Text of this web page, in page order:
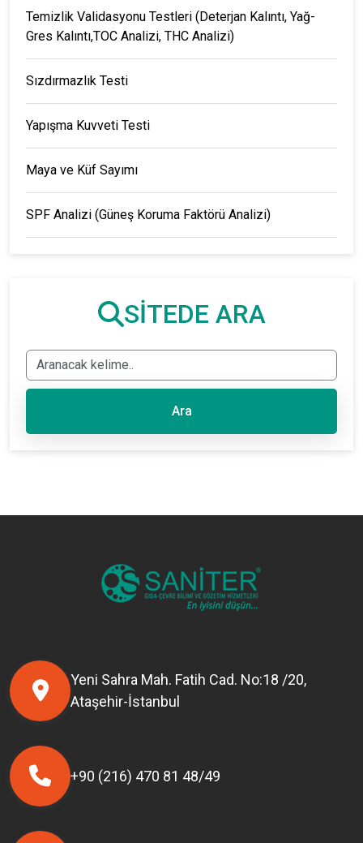
Temizlik Validasyonu Testleri (Deterjan Kalıntı, Yağ-
Gres Kalıntı,TOC Analizi, THC Analizi)
Sızdırmazlık Testi
Yapışma Kuvveti Testi
Maya ve Küf Sayımı
SPF Analizi (Güneş Koruma Faktörü Analizi)
SİTEDE ARA
Ara
Yeni Sahra Mah. Fatih Cad. No:18 /20,
Ataşehir-İstanbul
+90 (216) 470 81 48/49